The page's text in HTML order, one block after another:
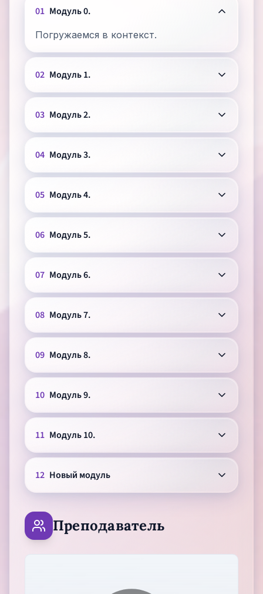
01 Модуль 0.
Погружаемся в контекст.
02 Модуль 1.
03 Модуль 2.
04 Модуль 3.
05 Модуль 4.
06 Модуль 5.
07 Модуль 6.
08 Модуль 7.
09 Модуль 8.
10 Модуль 9.
11 Модуль 10.
12 Новый модуль
Преподаватель